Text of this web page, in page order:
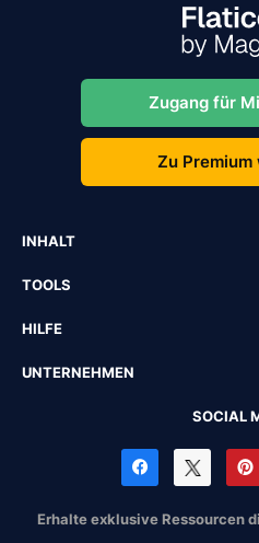
Zugang für
Zu Premium
INHALT
TOOLS
HILFE
UNTERNEHMEN
SOCIAL
Erhalte exklusive Ressourcen